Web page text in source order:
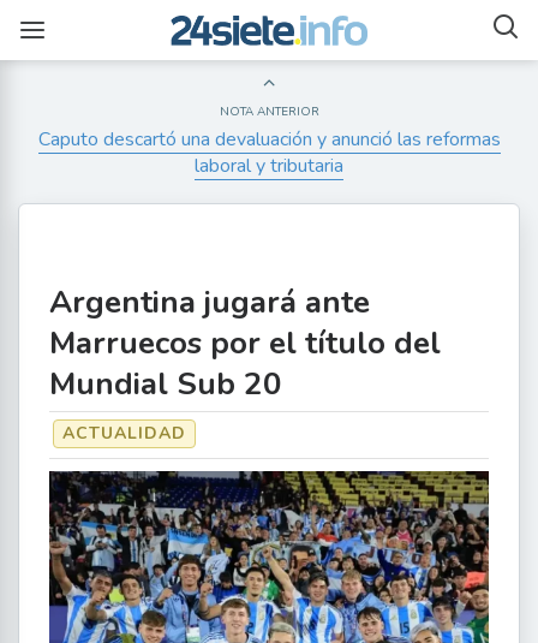
NOTA ANTERIOR
Caputo descartó una devaluación y anunció las reformas
laboral y tributaria
Argentina jugará ante
Marruecos por el título del
Mundial Sub 20
ACTUALIDAD